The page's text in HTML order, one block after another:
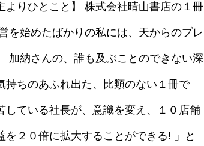
よりひとこと】 株式会社晴山書店の１冊
を始めたばかりの私には、天からのプレ
加納さんの、誰も及ぶことのできない深
持ちのあふれ出た、比類のない１冊で
している社長が、意識を変え、１０店舗
を２０倍に拡大することができる! 」と